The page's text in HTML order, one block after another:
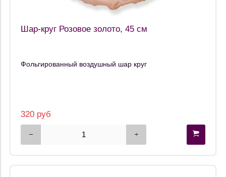
Шар-круг Розовое золото, 45 см
Фольгированный воздушный шар круг
320 руб